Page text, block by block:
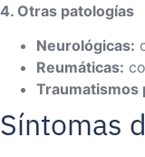
4. Otras patologías
Neurológicas:
Reumáticas:
Traumatismos
Síntomas